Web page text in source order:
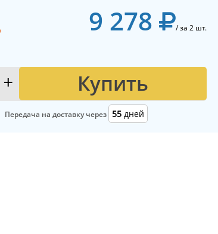
9 278 / за 2 шт.
+ Купить
Передача на доставку через 55 дней